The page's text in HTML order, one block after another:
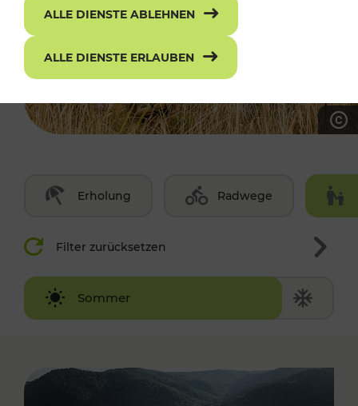
Erholung Radwege
Filter zurücksetzen
Sommer
Winter
ALLE DIENSTE ABLEHNEN
ALLE DIENSTE ERLAUBEN